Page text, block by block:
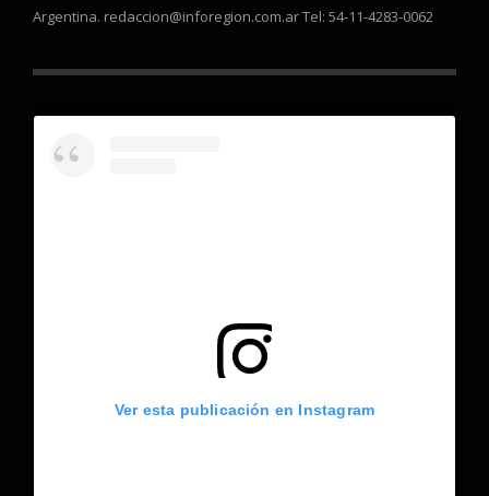
Argentina. redaccion@inforegion.com.ar Tel: 54-11-4283-0062
Ver esta publicación en Instagram